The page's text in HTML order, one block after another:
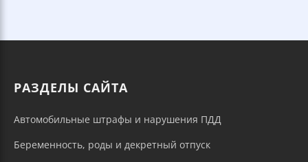
РАЗДЕЛЫ САЙТА
Автомобильные штрафы и нарушения ПДД
Беременность, роды и декретный отпуск